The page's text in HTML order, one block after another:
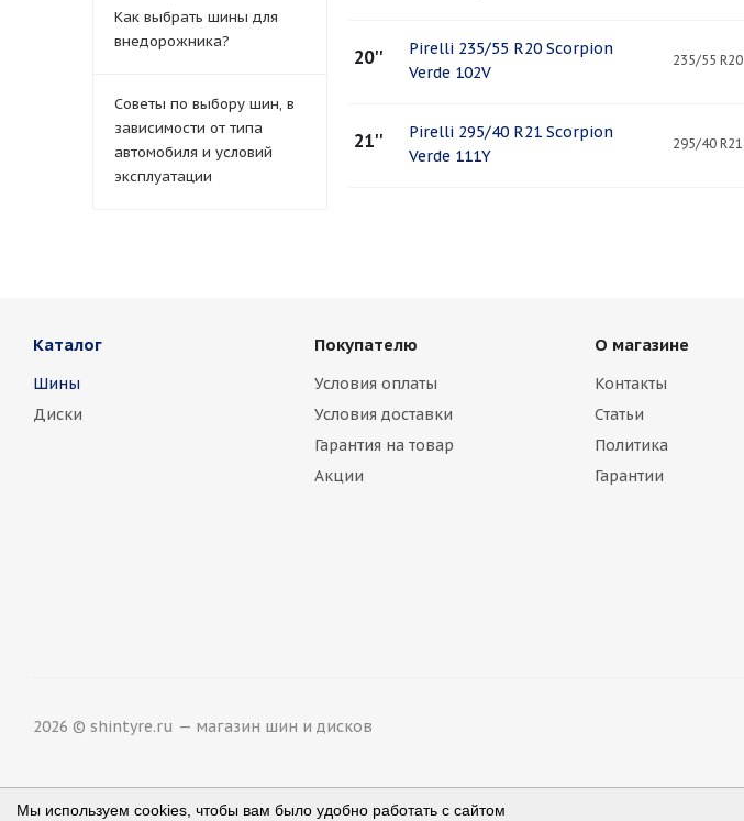
20''
Pirelli 235/55 R20 Scorpion
Verde 102V
235/55 R20
21''
Pirelli 295/40 R21 Scorpion
Verde 111Y
295/40 R21
Как выбрать шины для
внедорожника?
Советы по выбору шин, в
зависимости от типа
автомобиля и условий
эксплуатации
Каталог
Шины
Диски
Покупателю
Условия оплаты
Условия доставки
Гарантия на товар
Акции
О магазине
Контакты
Статьи
Политика
Гарантии
2026 © shintyre.ru — магазин шин и дисков
Мы используем cookies, чтобы вам было удобно работать с сайтом